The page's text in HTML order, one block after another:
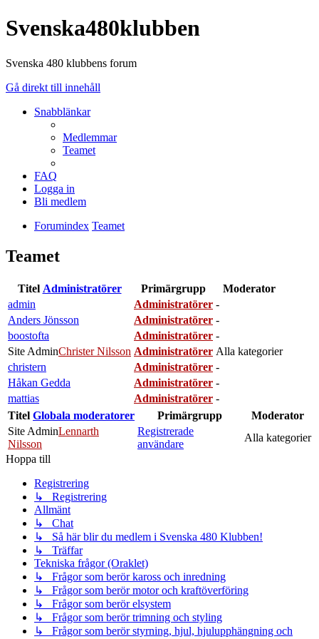
Svenska480klubben
Svenska 480 klubbens forum
Gå direkt till innehåll
Snabblänkar
Medlemmar
Teamet
FAQ
Logga in
Bli medlem
Forumindex Teamet
Teamet
Titel Administratörer Primärgrupp
Moderator
admin
Administratörer -
Anders Jönsson
Administratörer -
boostofta
Administratörer -
Site AdminChrister Nilsson Administratörer Alla kategorier
christern
Administratörer -
Håkan Gedda
Administratörer -
mattias
Administratörer -
Titel Globala moderatorer Primärgrupp
Moderator
Site AdminLennarth
Nilsson
Registrerade
användare
Alla kategorier
Hoppa till
Registrering
↳ Registrering
Allmänt
↳ Chat
↳ Så här blir du medlem i Svenska 480 Klubben!
↳ Träffar
Tekniska frågor (Oraklet)
↳ Frågor som berör kaross och inredning
↳ Frågor som berör motor och kraftöverföring
↳ Frågor som berör elsystem
↳ Frågor som berör trimning och styling
↳ Frågor som berör styrning, hjul, hjulupphängning och